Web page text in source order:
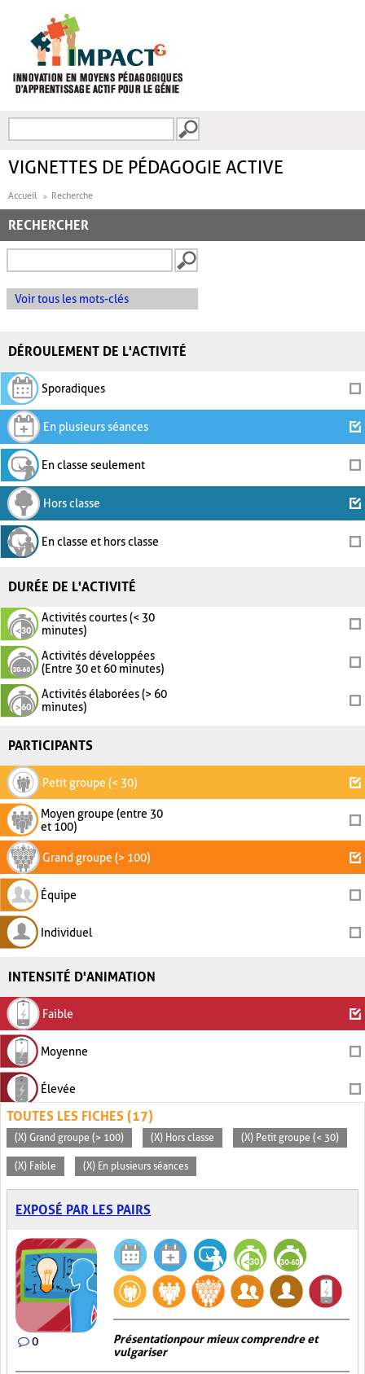
FORMULAIRE DE
VIGNETTES DE PÉDAGOGIE ACTIVE
Accueil Recherche
RECHERCHER
Voir tous les mots-clés
DÉROULEMENT DE L'ACTIVITÉ
Sporadiques
En plusieurs séances
En classe seulement
Hors classe
En classe et hors classe
DURÉE DE L'ACTIVITÉ
Activités courtes (< 30
minutes)
Activités développées
(Entre 30 et 60 minutes)
Activités élaborées (> 60
minutes)
PARTICIPANTS
Petit groupe (< 30)
Moyen groupe (entre 30
et 100)
Grand groupe (> 100)
Équipe
Individuel
INTENSITÉ D'ANIMATION
Faible
Moyenne
Élevée
TOUTES LES FICHES (17)
(X) Grand groupe (> 100) (X) Hors classe (X) Petit groupe (< 30)
(X) Faible (X) En plusieurs séances
EXPOSÉ PAR LES PAIRS
0
Présentation pour mieux comprendre et
vulgariser